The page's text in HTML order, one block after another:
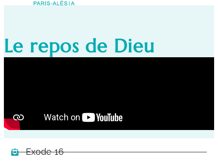
Le repos de Dieu
Exode 16